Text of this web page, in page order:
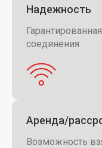
Надежность
соединения
Аренда/
Возможность